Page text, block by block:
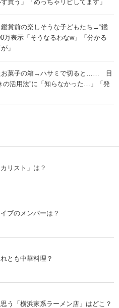
買う」「めっちゃリピしてます」
鑑賞前の楽しそうな子どもたち→“鑑
万表示「そうなるわなw」「分かる
」
お菓子の箱→ハサミで切ると…… 目
の活用法”に「知らなかった…」「発
リスト」は？
ブのメンバーは？
とも中華料理？
う「横浜家系ラーメン店」はどこ？